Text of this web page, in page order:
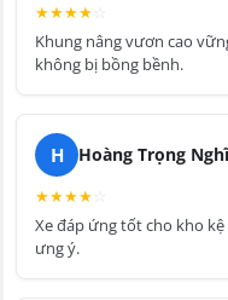
★★★★
Khung nâng vươn cao
không bị bồng bềnh.
H
Hoàng Trọng
★★★★
Xe đáp ứng tốt cho kho
ưng ý.